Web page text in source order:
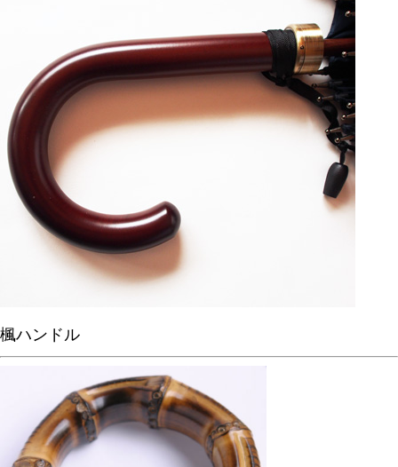
楓ハンドル